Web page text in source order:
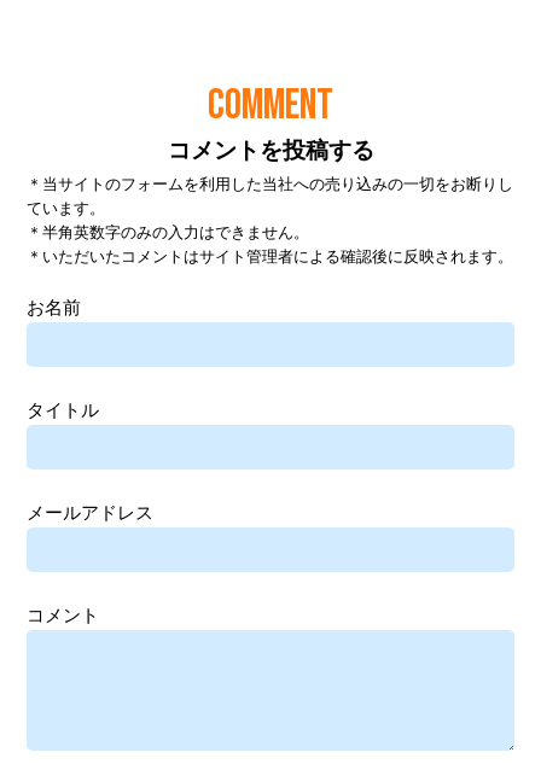
COMMENT
コメントを投稿する
＊当サイトのフォームを利用した当社への売り込みの一切をお断りし
ています。
＊半角英数字のみの入力はできません。
＊いただいたコメントはサイト管理者による確認後に反映されます。
お名前
タイトル
メールアドレス
コメント